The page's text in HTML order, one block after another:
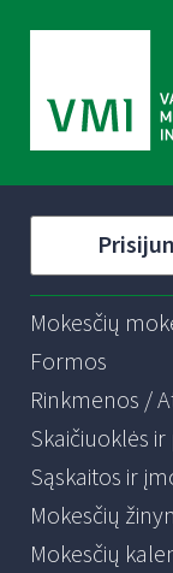
Mokesčių
Formos
Rinkmenos /
Skaičiuoklės
Sąskaitos ir
Mokesčių
Mokesčių